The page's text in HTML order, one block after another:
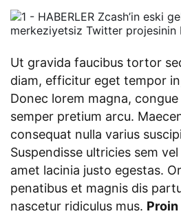
Ut gravida faucibus tortor
diam, efficitur eget tempor
Donec lorem magna,
semper pretium arcu.
consequat nulla varius
Suspendisse ultricies sem
amet lacinia justo egestas.
penatibus et magnis dis
nascetur ridiculus mus.